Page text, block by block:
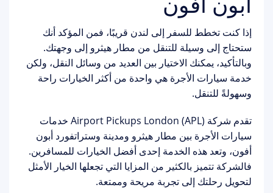
إذا كنت تخطط للسفر إلى لندن قريبًا، فمن المؤكد أنك
ستحتاج إلى وسيلة للتنقل من مطار هيثرو إلى وجهتك.
وبالتأكيد، يمكنك الاختيار بين العديد من وسائل النقل، ولكن
خدمة سيارات الأجرة هي واحدة من أكثر الخيارات راحة
وسهولةً للتنقل.
تقدم شركة Airport Pickups London (APL) خدمات
سيارات الأجرة بين مطار هيثرو ومدينة وستراتفورد أبون
أفون، وتعد هذه الخدمة إحدى أفضل الخيارات للمسافرين.
فالشركة تتميز بالكثير من المزايا التي تجعلها الخيار الأمثل
لتحويل رحلتك إلى تجربة مريحة وممتعة.